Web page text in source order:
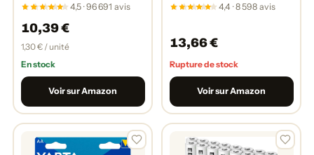
V, rechargeables 500 fois,
préchargées
4,5 · 96 691 avis
10,39 €
1,30 € / unité
En stock
Voir sur Amazon
4,4 · 8 598 avis
13,66 €
Rupture de stock
Voir sur Amazon